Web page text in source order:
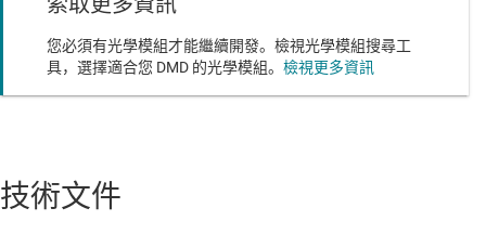
您必須有光學模組才能繼續開發。檢視光學模組搜尋工
具，選擇適合您 DMD 的光學模組。 檢視更多資訊
技術文件